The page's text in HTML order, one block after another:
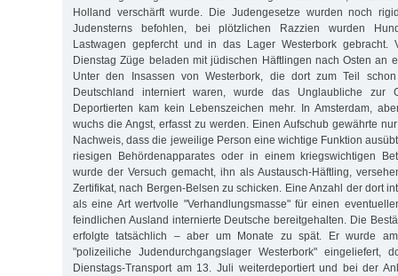
Holland verschärft wurde. Die Judengesetze wurden noch
Judensterns befohlen, bei plötzlichen Razzien wurden
Lastwagen gepfercht und in das Lager Westerbork gebracht.
Dienstag Züge beladen mit jüdischen Häftlingen nach Osten an
Unter den Insassen von Westerbork, die dort zum Teil
Deutschland interniert waren, wurde das Unglaubliche zur
Deportierten kam kein Lebenszeichen mehr. In Amsterdam,
wuchs die Angst, erfasst zu werden. Einen Aufschub gewährte
Nachweis, dass die jeweilige Person eine wichtige Funktion
riesigen Behördenapparates oder in einem kriegswichtigen
wurde der Versuch gemacht, ihn als Austausch-Häftling,
Zertifikat, nach Bergen-Belsen zu schicken. Eine Anzahl der dort
als eine Art wertvolle "Verhandlungsmasse" für einen
feindlichen Ausland internierte Deutsche bereitgehalten. Die
erfolgte tatsächlich – aber um Monate zu spät. Er wurde
"polizeiliche Judendurchgangslager Westerbork" eingeliefert,
Dienstags-Transport am 13. Juli weiterdeportiert und bei der